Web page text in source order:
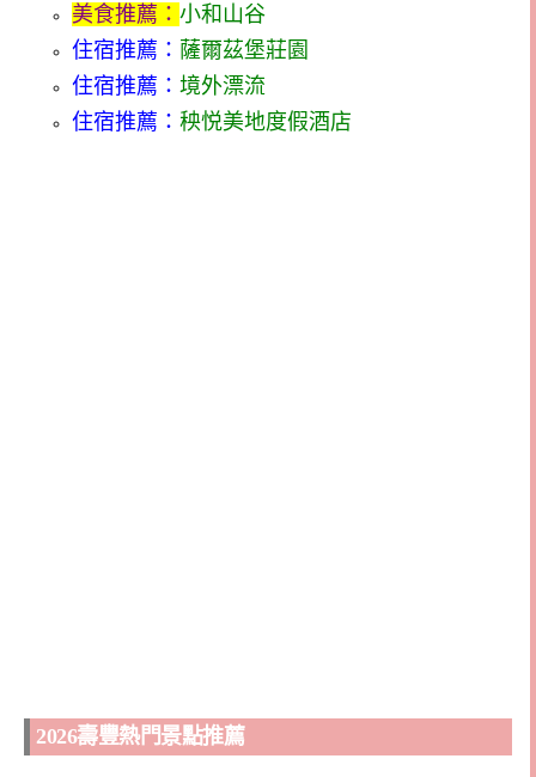
美食推薦： 小和山谷
住宿推薦： 薩爾茲堡莊園
住宿推薦： 境外漂流
住宿推薦： 秧悦美地度假酒店
2026壽豐熱門景點推薦